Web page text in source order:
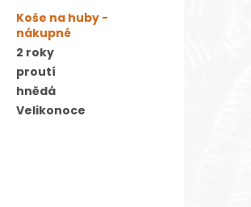
Koše na huby -
nákupné
2 roky
proutí
hnědá
Velikonoce